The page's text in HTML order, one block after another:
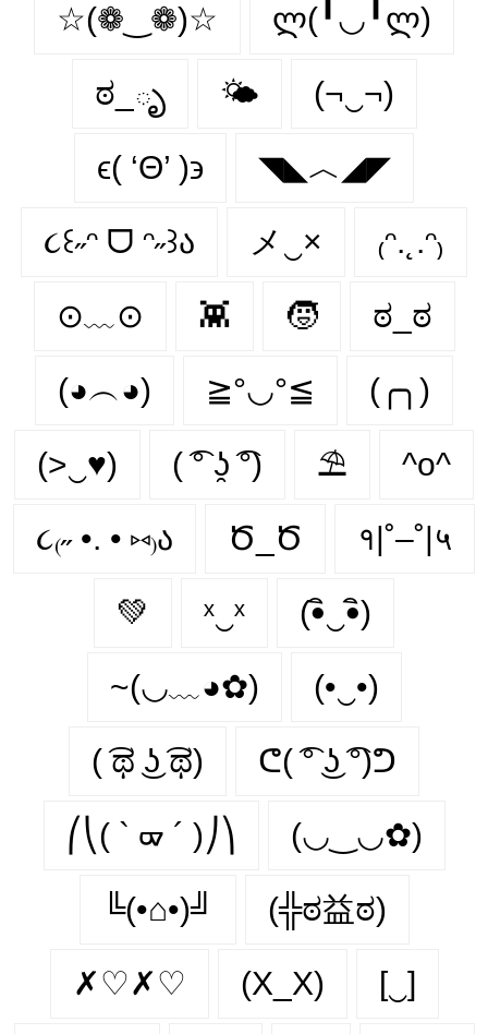
☆(❁‿❁)☆ ლ(╹◡╹ლ)
ಠ_ృ 🌤️ (¬‿¬)
ϵ( ‘Θ’ )϶ ◥◣︿◢◤
૮꒰˶ᵔ ᗜ ᵔ˶꒱ა メ‿× ₍ᵔ.˛.ᵔ₎
⊙﹏⊙ 👾 🧒 ಠ_ಠ
(◕︵◕) ≧°◡°≦ (╭╮)
(>‿♥) ( ͡° ʖ̯ ͡°) ⛱ ^o^
૮₍˶ •. • ⑅₎ა Ծ_Ծ १|˚–˚|५
💚 ˣ‿ˣ (•ิ‿•ิ)
~(◡﹏◕✿) (•‿•)
( ͡ಥ ͜ʖ ͡ಥ) ᕦ( ͡° ͜ʖ ͡°)ᕤ
⎛⎝( ` ᢍ ´ )⎠⎞ (◡‿◡✿)
╚(•⌂•)╝ (╬ಠ益ಠ)
✗♡✗♡ (X_X) [‿]